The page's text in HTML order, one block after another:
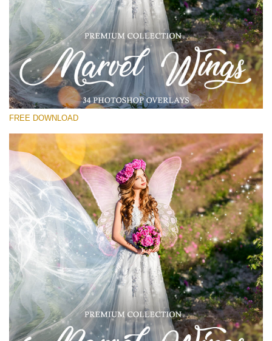
Por favor seleccione
Free Wings Overlay #16
Small 800*533px
Marvel Wings
(34 Overlays)
Luxury Wedding
(373 Overlays)
Large 6000*4000px
Entire Collection
(1783 Overlays)
Large 6000*4000px
Descarga gratis
FREE DOWNLOAD